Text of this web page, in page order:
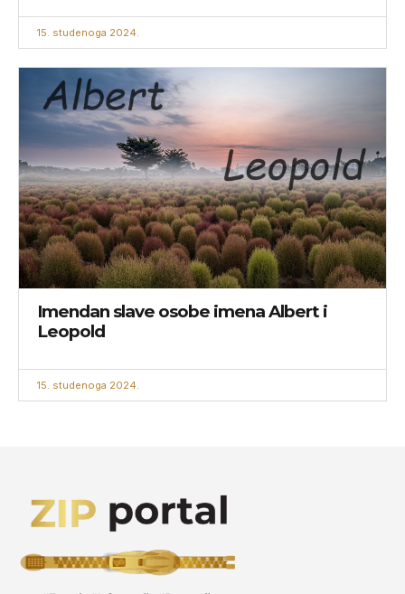
15. studenoga 2024.
Imendan slave osobe imena Albert i
Leopold
15. studenoga 2024.